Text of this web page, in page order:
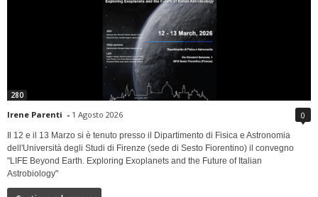
280
Irene Parenti - 1 Agosto 2026 0
Il 12 e il 13 Marzo si è tenuto presso il Dipartimento di Fisica e Astronomia
dell'Università degli Studi di Firenze (sede di Sesto Fiorentino) il convegno
"LIFE Beyond Earth. Exploring Exoplanets and the Future of Italian
Astrobiology"